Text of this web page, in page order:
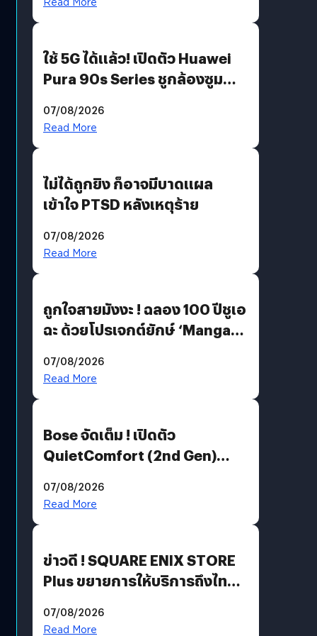
ใช้ 5G ได้แล้ว! เปิดตัว Huawei
Pura 90s Series ชูกล้องซูม
07/08/2026
Read More
ไม่ได้ถูกยิง ก็อาจมีบาดแผล
เข้าใจ PTSD หลังเหตุร้าย
07/08/2026
Read More
ถูกใจสายมังงะ ! ฉลอง 100 ปีชูเอ
ฉะ ด้วยโปรเจกต์ยักษ์ ‘Manga
มีภาษาไทยด้วย
07/08/2026
Read More
Bose จัดเต็ม ! เปิดตัว
QuietComfort (2nd Gen)
07/08/2026
Read More
ข่าวดี ! SQUARE ENIX STORE
Plus ขยายการให้บริการถึงไทย
โดยตรง
07/08/2026
Read More